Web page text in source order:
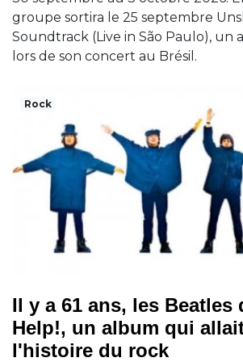
groupe sortira le 25 septembre
Soundtrack (Live in São Paulo), un
lors de son concert au Brésil.
Rock
Il y a 61 ans, les Beatles
Help!, un album qui
l'histoire du rock